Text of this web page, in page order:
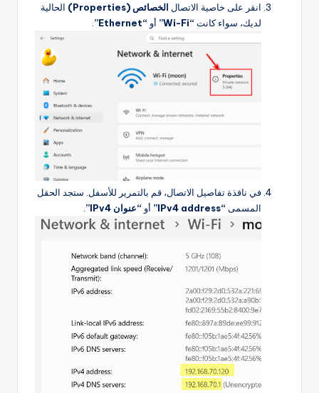
انقر على خاصية الاتصال الخصائص (Properties)
الحالية
لديك، سواء كانت “Wi-Fi” أو “Ethernet”
في نافذة تفاصيل الاتصال، قم بالتمرير للأسفل. ستجد الحقل
المسمى “IPv4 address” أو “عنوان IPv4” .